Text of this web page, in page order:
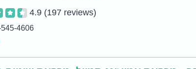
4.9 (197 reviews)
4606